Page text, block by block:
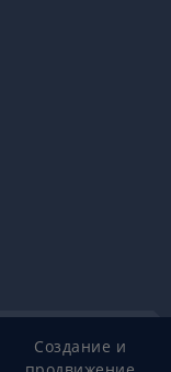
Создание и